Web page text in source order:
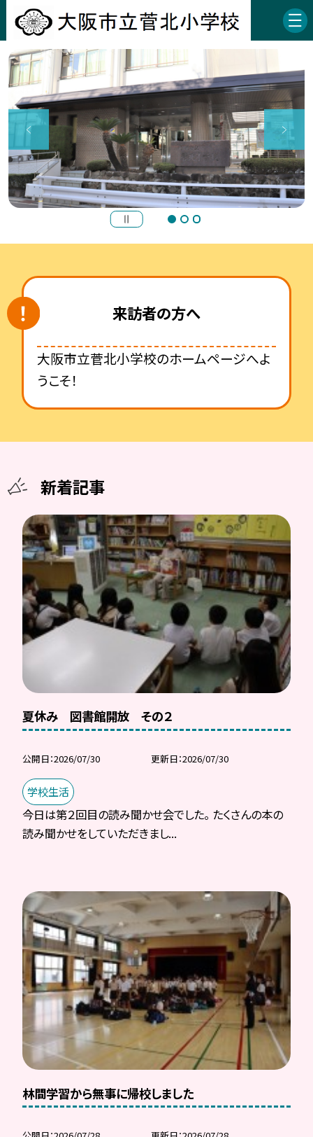
来訪者の方へ
大阪市立菅北小学校のホームページへよ
うこそ！
新着記事
夏休み 図書館開放 その２
公開日 2026/07/30 更新日 2026/07/30
学校生活
今日は第２回目の読み聞かせ会でした。 たくさんの本の
読み聞かせをしていただきまし...
林間学習から無事に帰校しました